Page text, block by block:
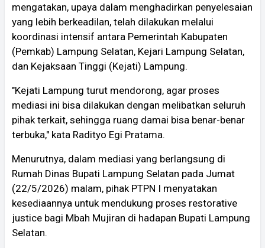
mengatakan, upaya dalam menghadirkan penyelesaian
yang lebih berkeadilan, telah dilakukan melalui
koordinasi intensif antara Pemerintah Kabupaten
(Pemkab) Lampung Selatan, Kejari Lampung Selatan,
dan Kejaksaan Tinggi (Kejati) Lampung.
"Kejati Lampung turut mendorong, agar proses
mediasi ini bisa dilakukan dengan melibatkan seluruh
pihak terkait, sehingga ruang damai bisa benar-benar
terbuka," kata Radityo Egi Pratama.
Menurutnya, dalam mediasi yang berlangsung di
Rumah Dinas Bupati Lampung Selatan pada Jumat
(22/5/2026) malam, pihak PTPN I menyatakan
kesediaannya untuk mendukung proses restorative
justice bagi Mbah Mujiran di hadapan Bupati Lampung
Selatan.